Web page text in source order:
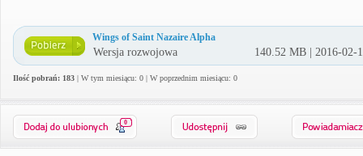
Wings of Saint Nazaire Alpha
Wersja rozwojowa 140.52 MB | 2016-02-
Ilość pobrań: 183 | W tym miesiącu: 0 | W poprzednim miesiącu: 0
0